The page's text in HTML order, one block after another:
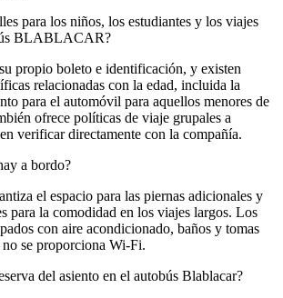
para los niños, los estudiantes y los viajes
BLABLACAR?
propio boleto e identificación, y existen
relacionadas con la edad, incluida la
para el automóvil para aquellos menores de
ofrece políticas de viaje grupales a
verificar directamente con la compañía.
a bordo?
el espacio para las piernas adicionales y
para la comodidad en los viajes largos. Los
con aire acondicionado, baños y tomas
se proporciona Wi-Fi.
del asiento en el autobús Blablacar?